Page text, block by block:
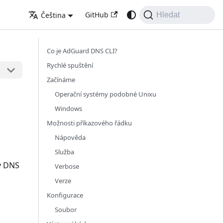
Čeština GitHub Hledat
Co je AdGuard DNS CLI?
Rychlé spuštění
Začínáme
Operační systémy podobné Unixu
Windows
Možnosti příkazového řádku
Nápověda
Služba
Verbose
Verze
Konfigurace
Soubor